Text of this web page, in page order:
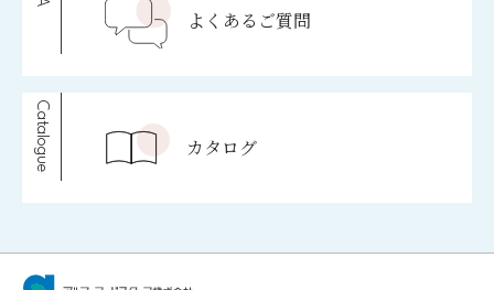
よくあるご質問
Catalogue カタログ